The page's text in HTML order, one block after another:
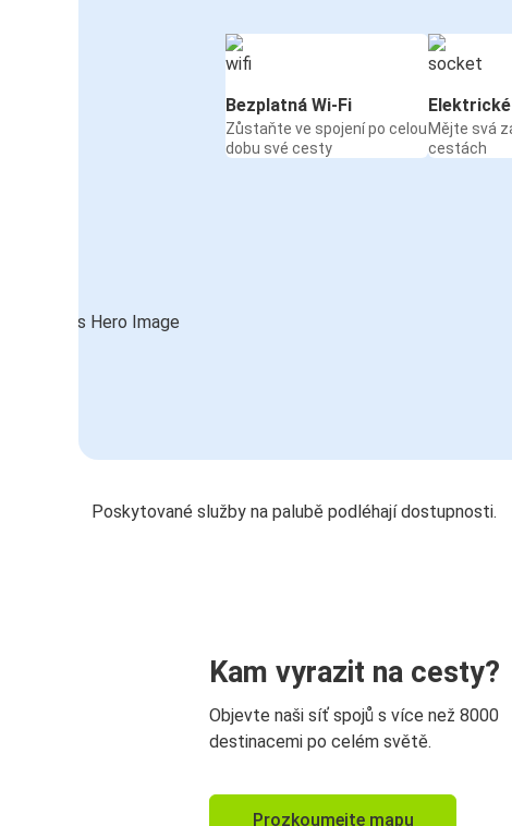
Bezplatná Wi-Fi
Zůstaňte ve spojení po celou
dobu své cesty
Mějte svá
cestách
Poskytované služby na palubě podléhají dostupnosti.
Kam vyrazit na cesty?
Objevte naši síť spojů s více než 8000
destinacemi po celém světě.
Prozkoumejte mapu